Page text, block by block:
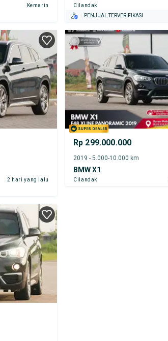
Kemarin Cilandak
PENJUAL TERVERIFIKASI
2 hari yang lalu
Rp 299.000.000
2019 - 5.000-10.000 km
BMW X1
Cilandak